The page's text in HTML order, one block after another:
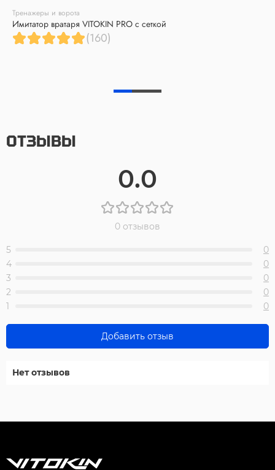
Тренажеры и ворота
Имитатор вратаря VITOKIN PRO с сеткой
(160)
ОТЗЫВЫ
0.0
0 отзывов
5
0
4
0
3
0
2
0
1
0
Добавить отзыв
Нет отзывов